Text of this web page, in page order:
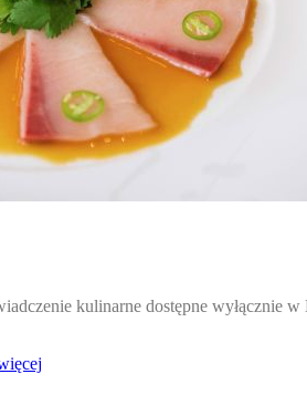
kulinarne dostępne wyłącznie w